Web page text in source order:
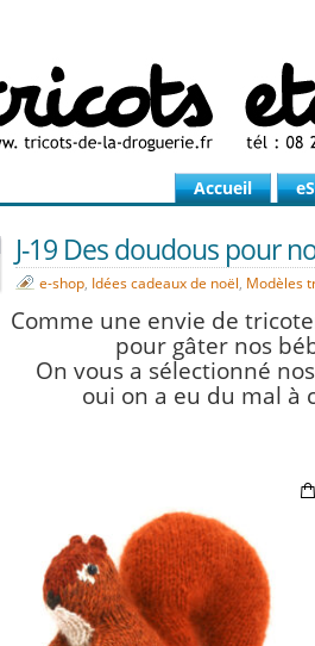
Accueil
J-19 Des doudous pour
e-shop, Idées cadeaux de noël, Modèles
Comme une envie de
pour gâter nos
On vous a sélectionné
oui on a eu du mal à